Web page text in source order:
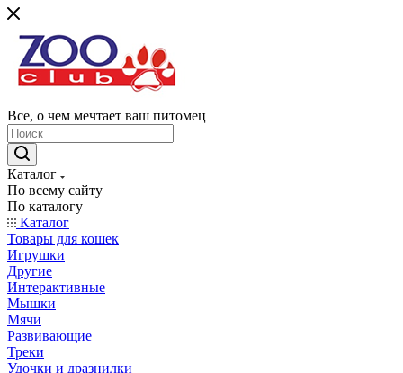
Все, о чем мечтает ваш питомец
Каталог
По всему сайту
По каталогу
Каталог
Товары для кошек
Игрушки
Другие
Интерактивные
Мышки
Мячи
Развивающие
Треки
Удочки и дразнилки